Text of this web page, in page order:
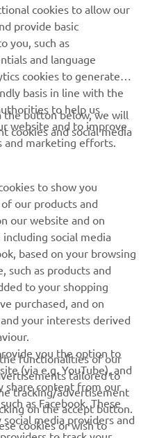
și respectă toate condițiile
recente oferte, evenimente
cookies to allow our
provide basic
you, such as
and language
cookies to generate
basis in line with the
to help us
website and to improve
and marketing efforts.
the button below, we will
cookies and social media
to show you
our products and
our website and on
social media
based on your browsing
such as products and
to your shopping
purchased, and on
your interests derived
you the option to
(via e.g. YouTube), and
share content from our
as Facebook. These
media providers and
to track your
functionalities of our
tailored to
tracking/advertisement
on the accept button.
cookies or wish to